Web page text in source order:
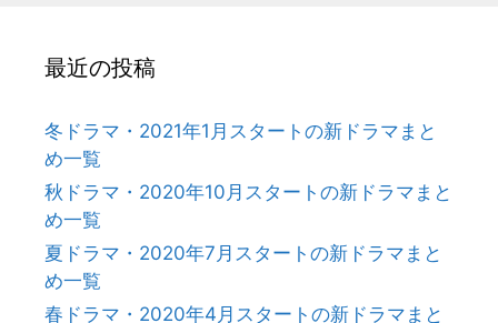
最近の投稿
冬ドラマ・2021年1月スタートの新ドラマまと
め一覧
秋ドラマ・2020年10月スタートの新ドラマまと
め一覧
夏ドラマ・2020年7月スタートの新ドラマまと
め一覧
春ドラマ・2020年4月スタートの新ドラマまと